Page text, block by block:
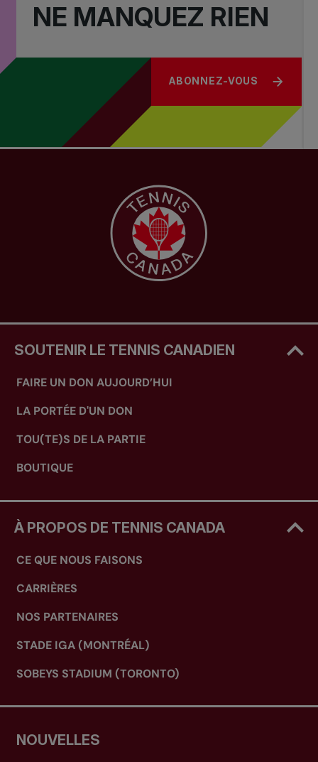
NE MANQUEZ RIEN
ABONNEZ-VOUS
SOUTENIR LE TENNIS CANADIEN
FAIRE UN DON AUJOURD’HUI
LA PORTÉE D'UN DON
TOU(TE)S DE LA PARTIE
BOUTIQUE
À PROPOS DE TENNIS CANADA
CE QUE NOUS FAISONS
CARRIÈRES
NOS PARTENAIRES
STADE IGA (MONTRÉAL)
SOBEYS STADIUM (TORONTO)
NOUVELLES